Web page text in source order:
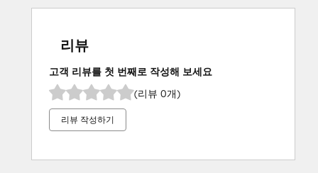
리뷰
고객 리뷰를 첫 번째로 작성해 보세요
(리뷰 0개)
리뷰 작성하기